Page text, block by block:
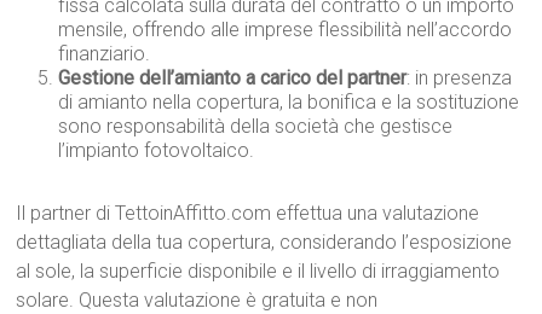
fissa calcolata sulla durata del contratto o un importo
mensile, offrendo alle imprese flessibilità nell’accordo
finanziario.
Gestione dell’amianto a carico del partner: in presenza
di amianto nella copertura, la bonifica e la sostituzione
sono responsabilità della società che gestisce
l’impianto fotovoltaico.
Il partner di TettoinAffitto.com effettua una valutazione
dettagliata della tua copertura, considerando l’esposizione
al sole, la superficie disponibile e il livello di irraggiamento
solare. Questa valutazione è gratuita e non